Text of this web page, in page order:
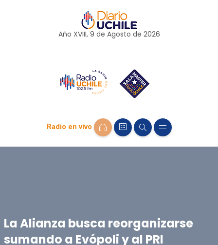
Año XVIII, 9 de Agosto de 2026
Radio en vivo
La Alianza busca reorganizarse
sumando a Evópoli y al PRI